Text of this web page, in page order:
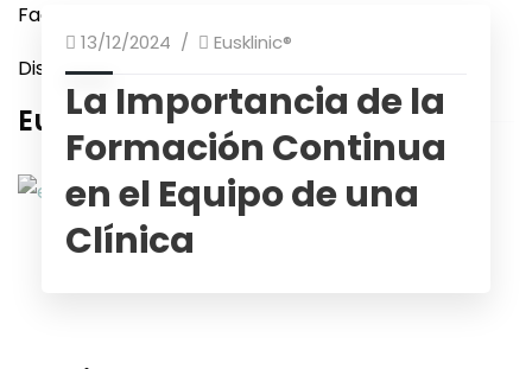
Factura Electrónica
Diseño web:
Eusklinic
13/12/2024 Eusklinic®
La Importancia de la
Formación Continua
en el Equipo de una
Clínica